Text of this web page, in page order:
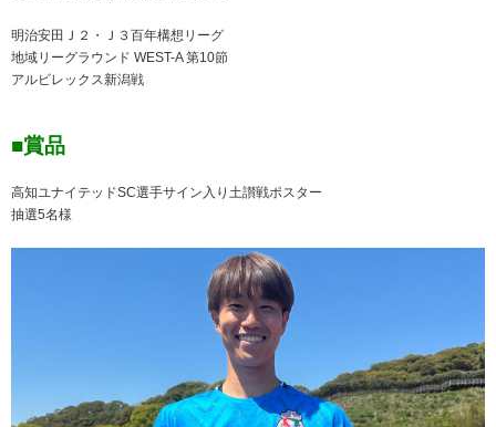
明治安田Ｊ２・Ｊ３百年構想リーグ
地域リーグラウンド WEST-A 第10節
アルビレックス新潟戦
■賞品
高知ユナイテッドSC選手サイン入り土讃戦ポスター
抽選5名様